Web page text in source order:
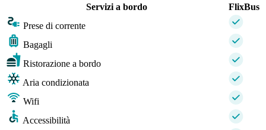
Servizi a bordo
FlixBus
Prese di corrente
Bagagli
Ristorazione a bordo
Aria condizionata
Wifi
Accessibilità